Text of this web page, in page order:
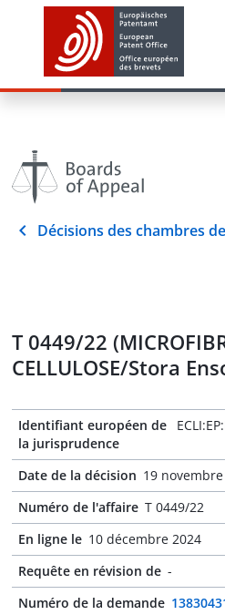
Décisions des chambres
T 0449/22
CELLULOSE/Stora
Identifiant européen de
la jurisprudence
Date de la décision 19
Numéro de l'affaire T 0449/22
En ligne le 10 décembre 2024
Requête en révision de -
Numéro de la demande